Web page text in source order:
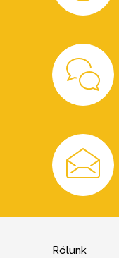
Rólunk